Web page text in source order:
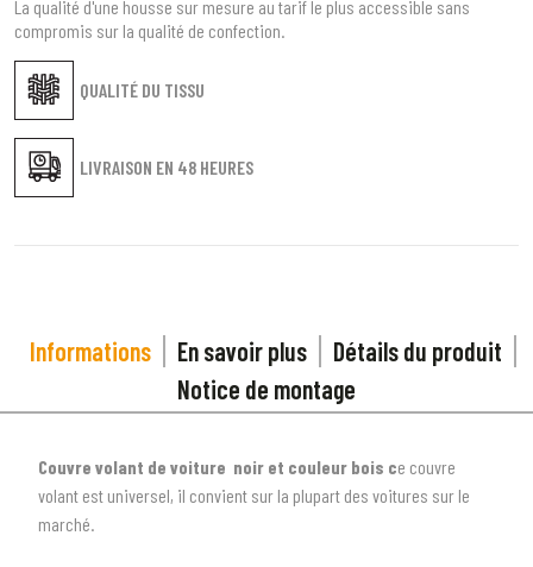
QUALITÉ DU TISSU
LIVRAISON EN 48 HEURES
La qualité d'une housse sur mesure au tarif le plus accessible sans
compromis sur la qualité de confection.
Informations En savoir plus
Détails du produit
Notice de montage
Couvre volant de voiture noir et couleur bois ce couvre
volant est universel, il convient sur la plupart des voitures sur le
marché.